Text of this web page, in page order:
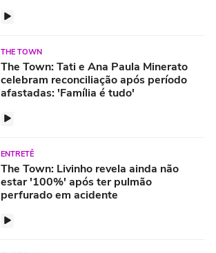
THE TOWN
The Town: Tati e Ana Paula Minerato
celebram reconciliação após período
afastadas: 'Família é tudo'
ENTRETÊ
The Town: Livinho revela ainda não
estar '100%' após ter pulmão
perfurado em acidente